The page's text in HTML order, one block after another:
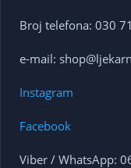
Broj telefona: 030
e-mail:
Instagram
Facebook
Viber / WhatsApp: